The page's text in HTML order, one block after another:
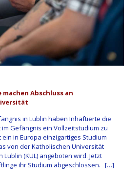
Abschluss an
in Lublin haben Inhaftierte die
Gefängnis ein Vollzeitstudium zu
ein in Europa einzigartiges Studium
von der Katholischen Universität
Lublin (KUL) angeboten wird. Jetzt
ihr Studium abgeschlossen. […]